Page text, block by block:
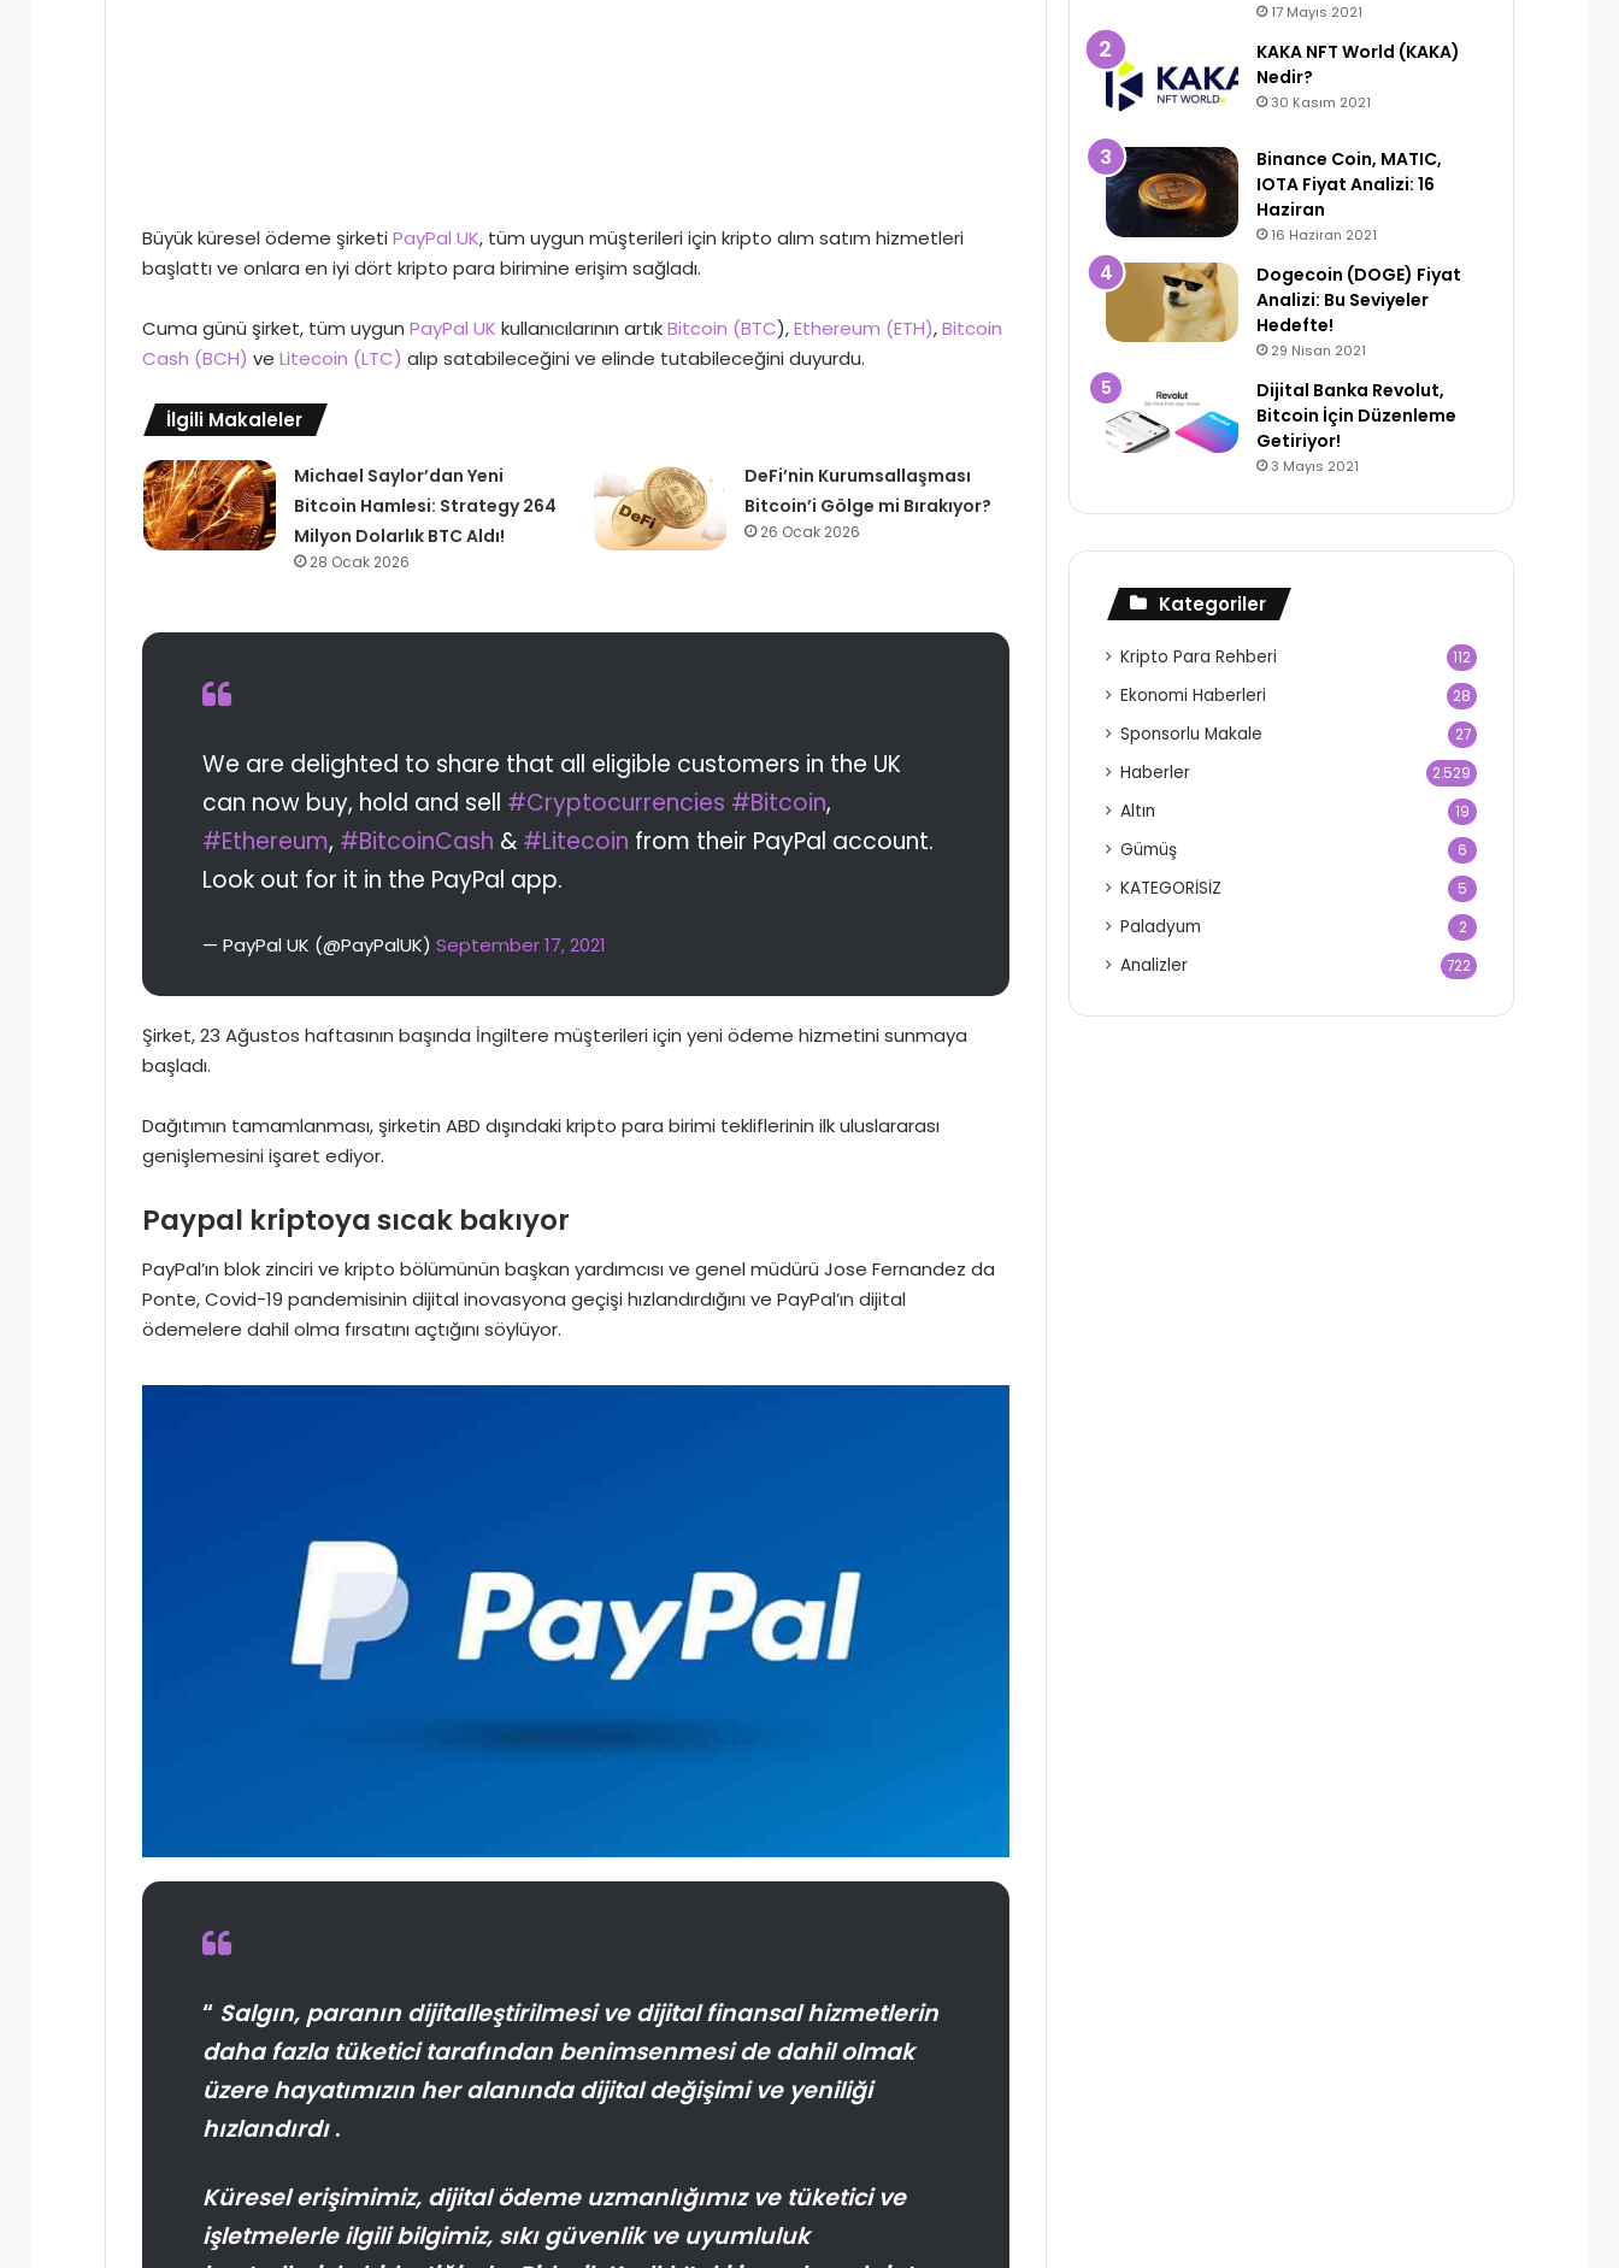
Büyük küresel ödeme şirketiPayPal UK, tüm uygun müşterileri için kripto alım satım hizmetleri
başlattı ve onlara en iyi dört kripto para birimine erişim sağladı.
Cuma günü şirket, tüm uygun PayPal UK kullanıcılarının artıkBitcoin (BTC),Ethereum (ETH),Bitcoin
Cash (BCH) ve Litecoin (LTC) alıp satabileceğini ve elinde tutabileceğini duyurdu.
İlgili Makaleler
Michael Saylor’dan Yeni
Bitcoin Hamlesi: Strategy 264
Milyon Dolarlık BTC Aldı!
28 Ocak 2026
DeFi’nin Kurumsallaşması
Bitcoin’i Gölge mi Bırakıyor?
26 Ocak 2026
We are delighted to share that all eligible customers in the UK
can now buy, hold and sell #Cryptocurrencies #Bitcoin,
#Ethereum, #BitcoinCash & #Litecoin from their PayPal account.
Look out for it in the PayPal app.
— PayPal UK (@PayPalUK) September 17, 2021
Şirket, 23 Ağustos haftasının başında İngiltere müşterileri için yeni ödeme hizmetini sunmaya
başladı.
Dağıtımın tamamlanması, şirketin ABD dışındaki kripto para birimi tekliflerinin ilk uluslararası
genişlemesini işaret ediyor.
Paypal kriptoya sıcak bakıyor
PayPal’ın blok zinciri ve kripto bölümünün başkan yardımcısı ve genel müdürü Jose Fernandez da
Ponte, Covid-19 pandemisinin dijital inovasyona geçişi hızlandırdığını ve PayPal’ın dijital
ödemelere dahil olma fırsatını açtığını söylüyor.
“ Salgın, paranın dijitalleştirilmesi ve dijital finansal hizmetlerin
daha fazla tüketici tarafından benimsenmesi de dahil olmak
üzere hayatımızın her alanında dijital değişimi ve yeniliği
hızlandırdı.
Küresel erişimimiz, dijital ödeme uzmanlığımız ve tüketici ve
işletmelerle ilgili bilgimiz, sıkı güvenlik ve uyumluluk
17 Mayıs 2021
KAKA NFT World (KAKA)
Nedir?
30 Kasım 2021
Binance Coin, MATIC,
IOTA Fiyat Analizi: 16
Haziran
16 Haziran 2021
Dogecoin (DOGE) Fiyat
Analizi: Bu Seviyeler
Hedefte!
29 Nisan 2021
Dijital Banka Revolut,
Bitcoin İçin Düzenleme
Getiriyor!
3 Mayıs 2021
Kategoriler
Kripto Para Rehberi 112
Ekonomi Haberleri 28
Sponsorlu Makale 27
Haberler 2.529
Altın 19
Gümüş 6
KATEGORİSİZ 5
Paladyum 2
Analizler 722